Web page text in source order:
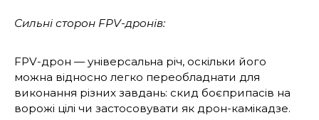
Сильні сторон FPV-дронів:
FPV-дрон — універсальна річ, оскільки його
можна відносно легко переобладнати для
виконання різних завдань: скид боєприпасів на
ворожі цілі чи застосовувати як дрон-камі­кадзе.